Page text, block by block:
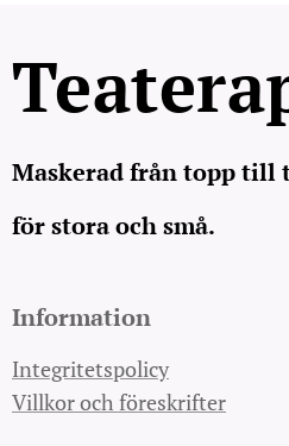
Maskerad från topp till
för stora och små.
Information
Integritetspolicy
Villkor och föreskrifter